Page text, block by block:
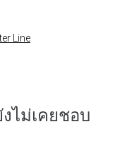
Line
ไม่เคยชอบ